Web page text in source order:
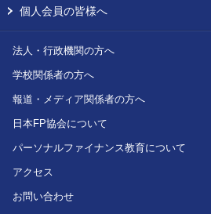
個人会員の皆様へ
法人・行政機関の方へ
学校関係者の方へ
報道・メディア関係者の方へ
日本FP協会について
パーソナルファイナンス教育について
アクセス
お問い合わせ